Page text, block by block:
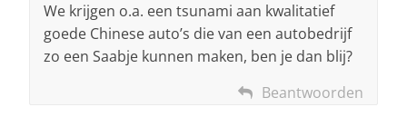
We krijgen o.a. een tsunami aan kwalitatief
goede Chinese auto’s die van een autobedrijf
zo een Saabje kunnen maken, ben je dan blij?
Beantwoorden